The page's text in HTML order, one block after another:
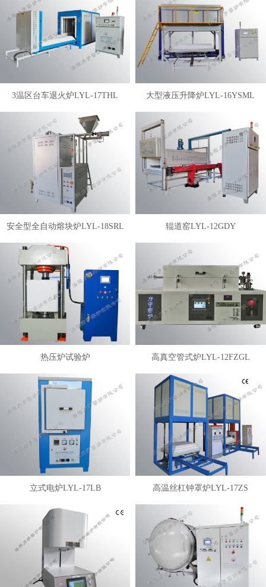
3温区台车退火炉LYL-17THL 大型液压升降炉LYL-16YSML
安全型全自动熔块炉LYL-18SRL 辊道窑LYL-12GDY
热压炉试验炉 高真空管式炉LYL-12FZGL
立式电炉LYL-17LB 高温丝杠钟罩炉LYL-17ZS